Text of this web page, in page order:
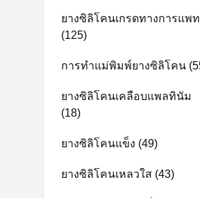
ยางซิลิโคนเกรดทางการแพ
(125)
การทำแม่พิมพ์ยางซิลิโคน
ยางซิลิโคนเคลือบแพลทินัม
(18)
ยางซิลิโคนแข็ง (49)
ยางซิลิโคนเหลวใส (43)